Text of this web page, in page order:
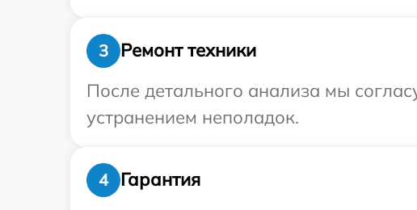
3
Ремонт техники
После детального анализа мы
устранением неполадок.
4
Гарантия